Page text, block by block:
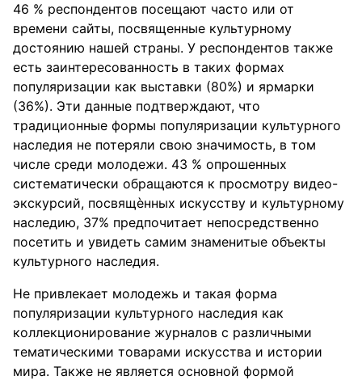
46 % респондентов посещают часто или от
времени сайты, посвященные культурному
достоянию нашей страны. У респондентов также
есть заинтересованность в таких формах
популяризации как выставки (80%) и ярмарки
(36%). Эти данные подтверждают, что
традиционные формы популяризации культурного
наследия не потеряли свою значимость, в том
числе среди молодежи. 43 % опрошенных
систематически обращаются к просмотру видео-
экскурсий, посвящѐнных искусству и культурному
наследию, 37% предпочитает непосредственно
посетить и увидеть самим знаменитые объекты
культурного наследия.
Не привлекает молодежь и такая форма
популяризации культурного наследия как
коллекционирование журналов с различными
тематическими товарами искусства и истории
мира. Также не является основной формой